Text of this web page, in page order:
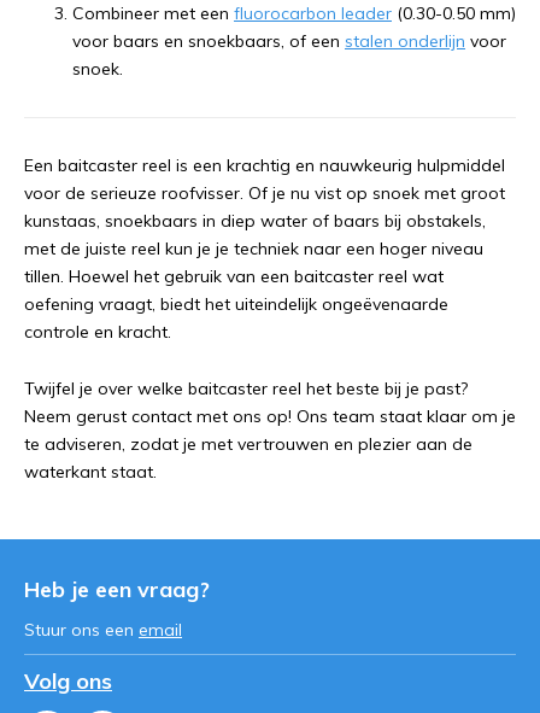
Combineer met een fluorocarbon leader (0.30-0.50 mm)
voor baars en snoekbaars, of een stalen onderlijn voor
snoek.
Een baitcaster reel is een krachtig en nauwkeurig hulpmiddel
voor de serieuze roofvisser. Of je nu vist op snoek met groot
kunstaas, snoekbaars in diep water of baars bij obstakels,
met de juiste reel kun je je techniek naar een hoger niveau
tillen. Hoewel het gebruik van een baitcaster reel wat
oefening vraagt, biedt het uiteindelijk ongeëvenaarde
controle en kracht.
Twijfel je over welke baitcaster reel het beste bij je past?
Neem gerust contact met ons op! Ons team staat klaar om je
te adviseren, zodat je met vertrouwen en plezier aan de
waterkant staat.
Heb je een vraag?
Stuur ons een email
Volg ons